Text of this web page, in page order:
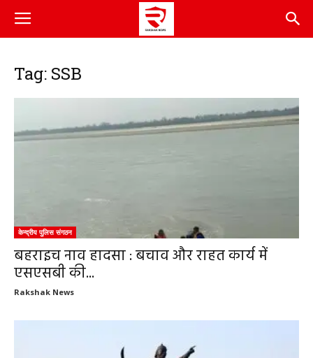
Tag: SSB
केन्द्रीय पुलिस संगठन
बहराइच नाव हादसा : बचाव और राहत कार्य में
एसएसबी की...
Rakshak News